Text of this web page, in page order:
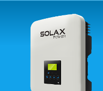
Solax FAQ
Lugar para intercambiar dudas sobre